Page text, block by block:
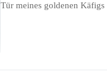
Tür meines goldenen